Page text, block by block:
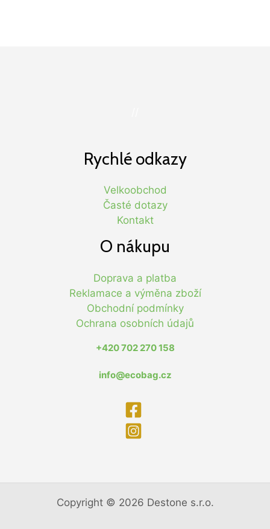
Rychlé odkazy
Velkoobchod
Časté dotazy
Kontakt
O nákupu
Doprava a platba
Reklamace a výměna zboží
Obchodní podmínky
Ochrana osobních údajů
+420 702 270 158
info@ecobag.cz
Copyright © 2026 Destone s.r.o.